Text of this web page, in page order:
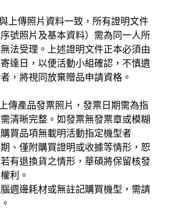
上傳照片資料一致，所有證明文件
序號照片及基本資料）需為同一人所
法受理。上述證明文件正本必須由
達日，以便活動小組確認，不慎遺
，將視同放棄贈品申請資格。
傳產品發票照片，發票日期需為指
清晰完整。如發票無發票章或模糊
買品項無載明活動指定機型者
期、僅附購買證明或收據等情形，恕
有退換貨之情形，華碩將保留核發
利。
腦週邊耗材或無註記購買機型，需請